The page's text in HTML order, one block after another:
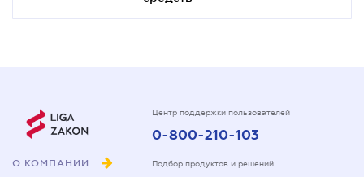
О КОМПАНИИ
Центр поддержки пользователей
0-800-210-103
Подбор продуктов и решений